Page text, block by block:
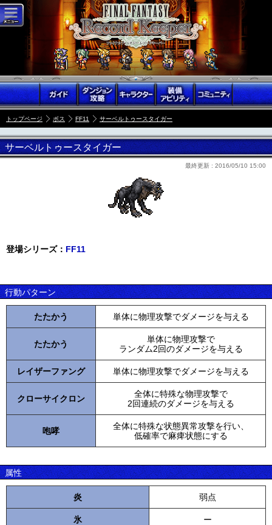
トップページ ボス FF11 サーベルトゥースタイガー
サーベルトゥースタイガー
最終更新 : 2016/05/10 15:00
登場シリーズ： FF11
行動パターン
たたかう 単体に物理攻撃でダメージを与える
たたかう
単体に物理攻撃で
ランダム2回のダメージを与える
レイザーファング 単体に物理攻撃でダメージを与える
クローサイクロン
全体に特殊な物理攻撃で
2回連続のダメージを与える
咆哮
全体に特殊な状態異常攻撃を行い、
低確率で麻痺状態にする
属性
炎 弱点
氷 ー